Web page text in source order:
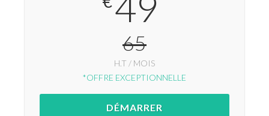
65
H.T / MOIS
*OFFRE EXCEPTIONNELLE
DÉMARRER